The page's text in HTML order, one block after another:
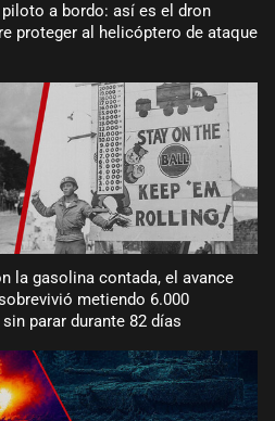
a bordo: así es el dron
proteger al helicóptero de ataque
la gasolina contada, el avance
metiendo 6.000
parar durante 82 días